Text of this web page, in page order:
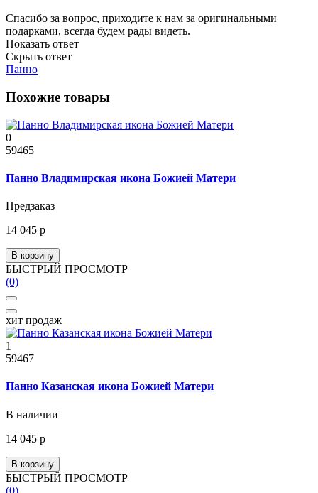
Спасибо за вопрос, приходите к нам за оригинальными
подарками, всегда будем рады видеть.
Показать ответ
Скрыть ответ
Панно
Похожие товары
0
59465
Панно Владимирская икона Божией Матери
Предзаказ
14 045 р
В корзину
БЫСТРЫЙ ПРОСМОТР
(0)
хит продаж
1
59467
Панно Казанская икона Божией Матери
В наличии
14 045 р
В корзину
БЫСТРЫЙ ПРОСМОТР
(0)